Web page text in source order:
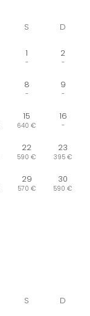
S D
1
-
2
-
8
-
9
-
15
640 €
16
-
22
590 €
23
395 €
29
570 €
30
590 €
S D